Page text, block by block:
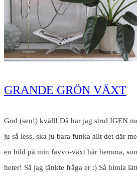
GRANDE GRÖN VÄXT
God (sen!) kväll! Då har jag strul IGEN
ju så less, ska ju bara funka allt det där
en bild på min favvo-växt här hemma,
heter! Så jag tänkte fråga er :) Så himla